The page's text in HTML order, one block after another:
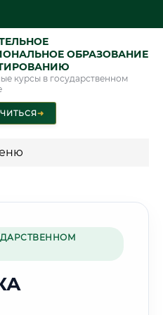
ОБРАЗОВАНИЕ
курсы в государственном
➜